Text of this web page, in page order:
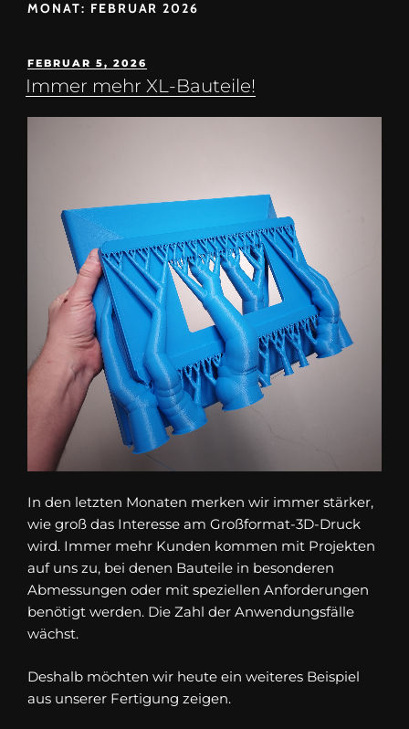
MONAT: FEBRUAR 2026
FEBRUAR 5, 2026
Immer mehr XL-Bauteile!
In den letzten Monaten merken wir immer stärker,
wie groß das Interesse am Großformat-3D-Druck
wird. Immer mehr Kunden kommen mit Projekten
auf uns zu, bei denen Bauteile in besonderen
Abmessungen oder mit speziellen Anforderungen
benötigt werden. Die Zahl der Anwendungsfälle
wächst.
Deshalb möchten wir heute ein weiteres Beispiel
aus unserer Fertigung zeigen.